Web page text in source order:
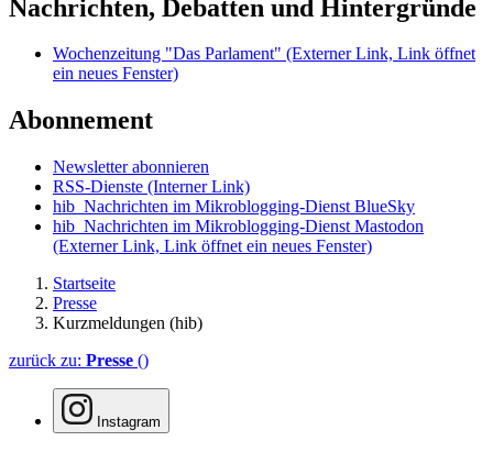
Nachrichten, Debatten und Hintergründe
Wochenzeitung "Das Parlament" (Externer Link, Link öffnet
ein neues Fenster)
Abonnement
Newsletter abonnieren
RSS-Dienste (Interner Link)
hib_Nachrichten im Mikroblogging-Dienst BlueSky
hib_Nachrichten im Mikroblogging-Dienst Mastodon
(Externer Link, Link öffnet ein neues Fenster)
Startseite
Presse
Kurzmeldungen (hib)
zurück zu: Presse ()
Instagram